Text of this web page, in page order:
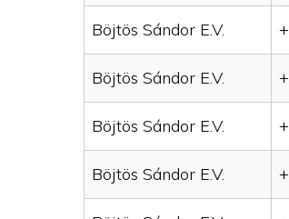
Böjtös Sándor E.V.
Böjtös Sándor E.V.
Böjtös Sándor E.V.
Böjtös Sándor E.V.